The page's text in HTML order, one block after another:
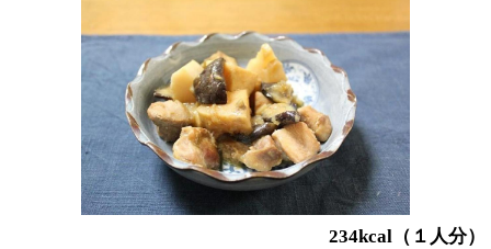
234kcal （１人分）